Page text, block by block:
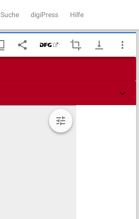
Suche digiPress Hilfe